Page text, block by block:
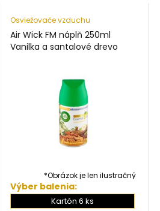
Osviežovače vzduchu
Air Wick FM náplň 250ml
Vanilka a santalové drevo
*Obrázok je len ilustračný
Výber balenia:
Kartón 6 ks